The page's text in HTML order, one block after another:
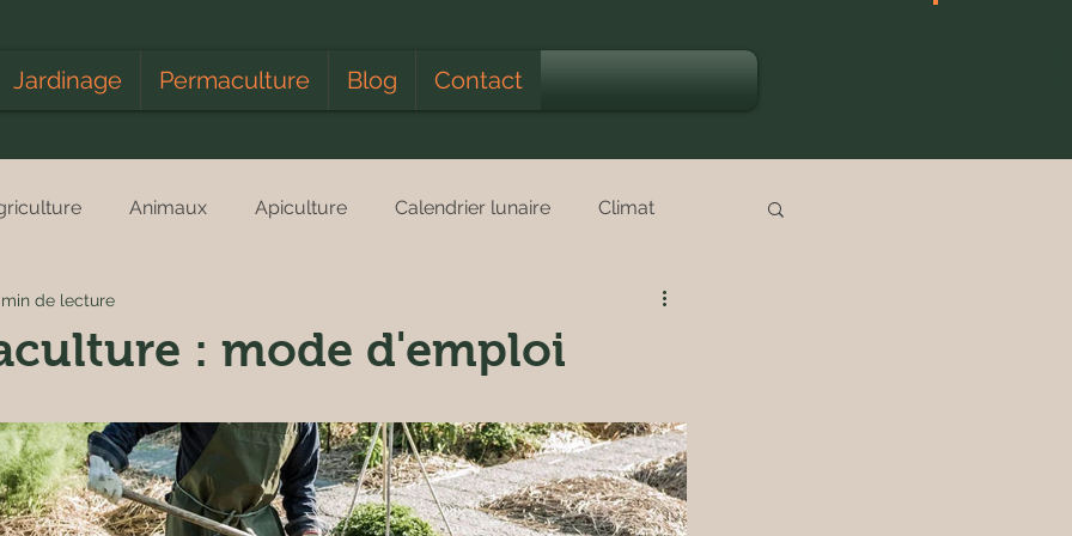
Jardinage Permaculture Blog Contact
Animaux Apiculture Calendrier lunaire Climat
Fleurs
Plantes Potager Recyclage Reportage Saisons Santé
: mode d'emploi
de lecture